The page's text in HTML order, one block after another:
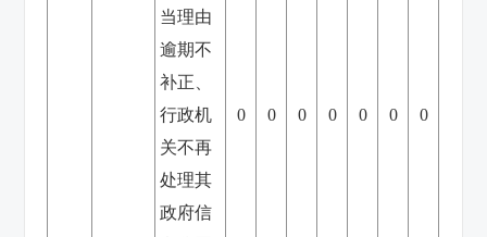
当理由
逾期不
补正、
行政机
关不再
处理其
政府信
0 0 0 0 0 0 0